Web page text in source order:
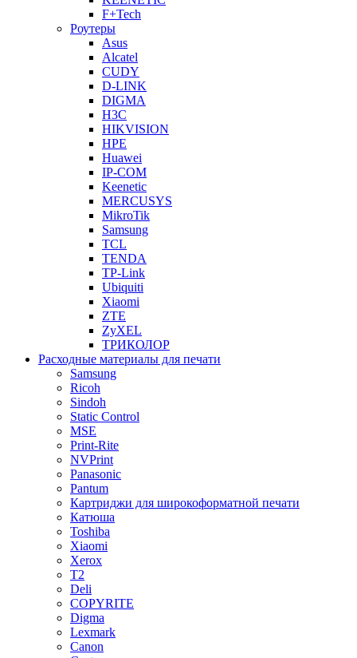
F+Tech
Роутеры
Asus
Alcatel
CUDY
D-LINK
DIGMA
H3C
HIKVISION
HPE
Huawei
IP-COM
Keenetic
MERCUSYS
MikroTik
Samsung
TCL
TENDA
TP-Link
Ubiquiti
Xiaomi
ZTE
ZyXEL
ТРИКОЛОР
Расходные материалы для печати
Samsung
Ricoh
Sindoh
Static Control
MSE
Print-Rite
NVPrint
Panasonic
Pantum
Картриджи для широкоформатной печати
Катюша
Toshiba
Xiaomi
Xerox
T2
Deli
COPYRITE
Digma
Lexmark
Canon